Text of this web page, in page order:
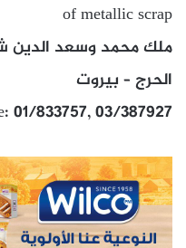
of metallic scrap
ملك محمد وسعد الدين
الحرج – بيروت
01/833757, 03/387927